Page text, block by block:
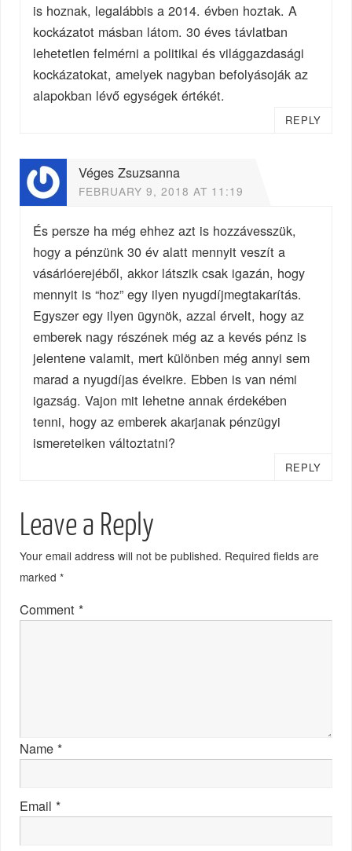
is hoznak, legalábbis a 2014. évben hoztak. A
kockázatot másban látom. 30 éves távlatban
lehetetlen felmérni a politikai és világgazdasági
kockázatokat, amelyek nagyban befolyásoják az
alapokban lévő egységek értékét.
REPLY
Véges Zsuzsanna
FEBRUARY 9, 2018 AT 11:19
És persze ha még ehhez azt is hozzávesszük,
hogy a pénzünk 30 év alatt mennyit veszít a
vásárlóerejéből, akkor látszik csak igazán, hogy
mennyit is “hoz” egy ilyen nyugdíjmegtakarítás.
Egyszer egy ilyen ügynök, azzal érvelt, hogy az
emberek nagy részének még az a kevés pénz is
jelentene valamit, mert különben még annyi sem
marad a nyugdíjas éveikre. Ebben is van némi
igazság. Vajon mit lehetne annak érdekében
tenni, hogy az emberek akarjanak pénzügyi
ismereteiken változtatni?
REPLY
Leave a Reply
Your email address will not be published. Required fields are
marked*
Comment*
Name*
Email*